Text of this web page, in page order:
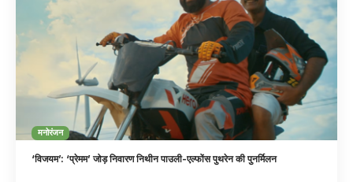
मनोरंजन
‘विजयम’: ‘प्रेमम’ जोड़ निवारण निथीन पाउली-एल्फोंस पुथरेन की पुनर्मिलन